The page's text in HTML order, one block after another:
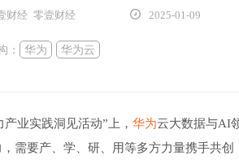
财经 零壹财经 2025-01-09
： 华为 华为云
业实践洞见活动”上， 华为云大数据与AI
需要产、学、研、用等多方力量携手共